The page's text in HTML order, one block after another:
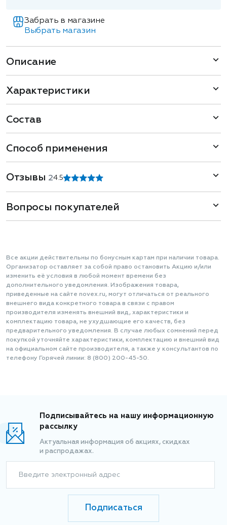
Забрать в магазине
Выбрать магазин
Описание
Характеристики
Состав
Способ применения
Отзывы 24.5
Вопросы покупателей
Все акции действительны по бонусным картам при наличии товара.
Организатор оставляет за собой право остановить Акцию и/или
изменить её условия в любой момент времени без
дополнительного уведомления. Изображения товара,
приведенные на сайте novex.ru, могут отличаться от реального
внешнего вида конкретного товара в связи с правом
производителя изменять внешний вид, характеристики и
комплектацию товара, не ухудшающие его качеств, без
предварительного уведомления. В случае любых сомнений перед
покупкой уточняйте характеристики, комплектацию и внешний вид
на официальном сайте производителя, а также у консультантов по
телефону Горячей линии: 8 (800) 200-45-50.
Подписывайтесь на нашу информационную
рассылку
Актуальная информация об акциях, скидках
и распродажах.
Введите электронный адрес
Подписаться